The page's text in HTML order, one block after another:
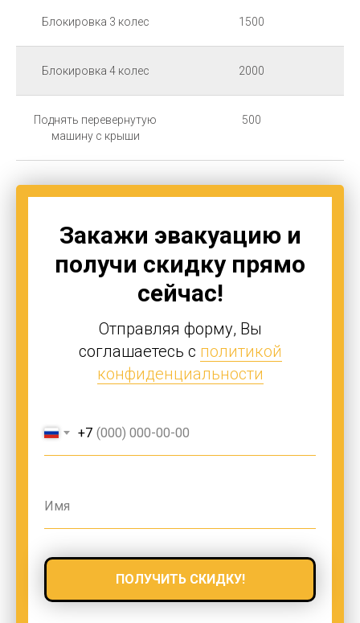
Блокировка 3 колес 1500
Блокировка 4 колес 2000
Поднять перевернутую
машину с крыши
500
Закажи эвакуацию и
получи скидку прямо
сейчас!
Отправляя форму, Вы
соглашаетесь с политикой
конфиденциальности
+7
ПОЛУЧИТЬ СКИДКУ!